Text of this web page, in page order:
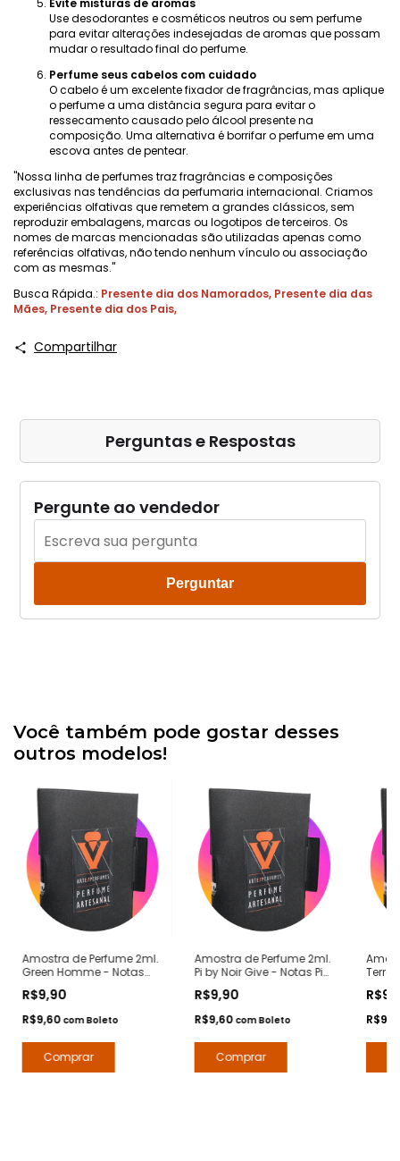
Evite misturas ​​de aromas
Use desodorantes e cosméticos neutros ou sem perfume
para evitar alterações indesejadas de aromas que possam
mudar o resultado final do perfume.
Perfume seus cabelos com cuidado
O cabelo é um excelente fixador de fragrâncias, mas aplique
o perfume a uma distância segura para evitar o
ressecamento causado pelo álcool presente na
composição. Uma alternativa é borrifar o perfume em uma
escova antes de pentear.
"Nossa linha de perfumes traz fragrâncias e composições
exclusivas nas tendências da perfumaria internacional. Criamos
experiências olfativas que remetem a grandes clássicos, sem
reproduzir embalagens, marcas ou logotipos de terceiros. Os
nomes de marcas mencionadas são utilizadas apenas como
referências olfativas, não tendo nenhum vínculo ou associação
com as mesmas."
Busca Rápida.: Presente dia dos Namorados, Presente dia das
Mães, Presente dia dos Pais,
Compartilhar
Perguntas e Respostas
Pergunte ao vendedor
Perguntar
Você também pode gostar desses
outros modelos!
Amostra de Perfume 2ml.
Green Homme - Notas
- Contratipos Premium -
Arte 1 Perfumes
R$9,90
R$9,60 comBoleto
Amostra de Perfume 2ml.
Pi by Noir Give - Notas Pi
Premium - Arte 1 Perfumes
R$9,90
R$9,60 comBoleto
Terre